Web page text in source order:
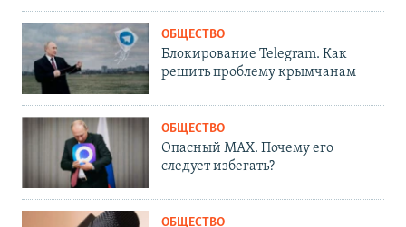
ОБЩЕСТВО
Блокирование Telegram. Как
решить проблему крымчанам
ОБЩЕСТВО
Опасный MAX. Почему его
следует избегать?
ОБЩЕСТВО